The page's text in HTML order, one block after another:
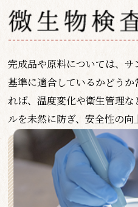
完成品や原料については、サ
基準に適合しているかどう
れば、温度変化や衛生管理
ルを未然に防ぎ、安全性の向